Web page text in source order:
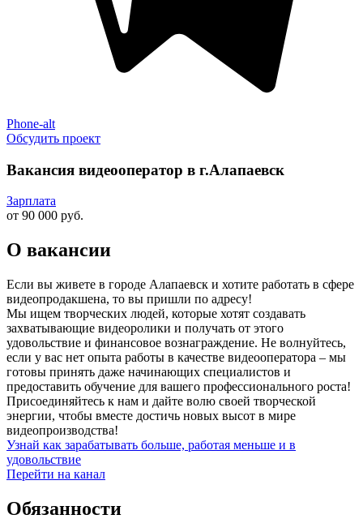
Phone-alt
Обсудить проект
Вакансия видеооператор в г.Алапаевск
Зарплата
от 90 000 руб.
О вакансии
Если вы живете в городе Алапаевск и хотите работать в сфере
видеопродакшена, то вы пришли по адресу!
Мы ищем творческих людей, которые хотят создавать
захватывающие видеоролики и получать от этого
удовольствие и финансовое вознаграждение. Не волнуйтесь,
если у вас нет опыта работы в качестве видеооператора – мы
готовы принять даже начинающих специалистов и
предоставить обучение для вашего профессионального роста!
Присоединяйтесь к нам и дайте волю своей творческой
энергии, чтобы вместе достичь новых высот в мире
видеопроизводства!
Узнай как зарабатывать больше, работая меньше и в
удовольствие
Перейти на канал
Обязанности